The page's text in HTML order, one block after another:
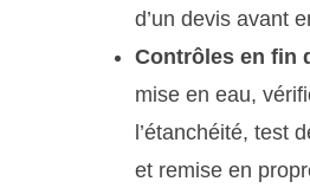
d’un devis avant
Contrôles en fin
mise en eau,
l’étanchéité, test
et remise en